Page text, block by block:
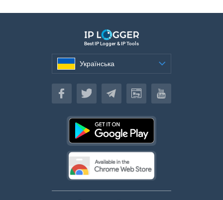
Best IP Logger & IP Tools
Українська
Українська